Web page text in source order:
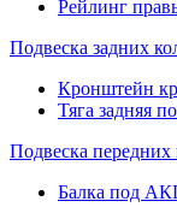
Рейлинг
Подвеска задних
Кронштейн
Тяга задняя
Подвеска передних
Балка под